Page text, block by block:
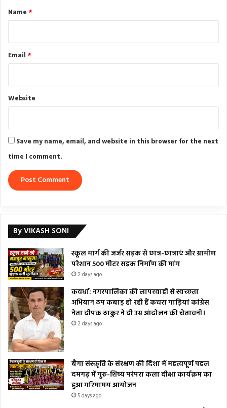
*
Name *
Email *
Website
Save my name, email, and website in this browser for the next
time I comment.
By VIKASH SONI
स्कूल मार्ग की जर्जर सड़क से छात्र-छात्राएं और ग्रामीण
परेशान 500 मीटर सड़क निर्माण की मांग
2 days ago
कवर्धा: नगरपालिका की लापरवाही से स्वच्छता
अभियान ठप कबाड़ हो रही हैं कचरा गाड़ियां कांग्रेस
नेता दीपक ठाकुर ने दी उग्र आंदोलन की चेतावनी।
2 days ago
बैगा संस्कृति के संरक्षण की दिशा में महत्वपूर्ण पहल
दमगढ़ में गुरु-शिष्य परंपरा कला दीक्षा कार्यक्रम का
हुआ गरिमामय आयोजन
5 days ago